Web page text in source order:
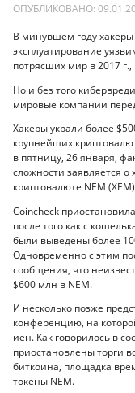
ОПУБЛИКОВАНО:
В минувшем году
эксплуатирование
потрясших мир в 2017
Но и без того
мировые компании
Хакеры украли более
крупнейших
в пятницу, 26 января,
сложности заявляется
криптовалюте NEM
Coincheck
после того как с
были выведены более
Одновременно с этим
сообщения, что
$600 млн в NEM.
И несколько позже
конференцию, на
иен. Как говорилось в
приостановлены торги
биткоина, площадка
токены NEM.